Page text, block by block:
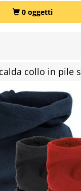
0 oggetti
collo in pile